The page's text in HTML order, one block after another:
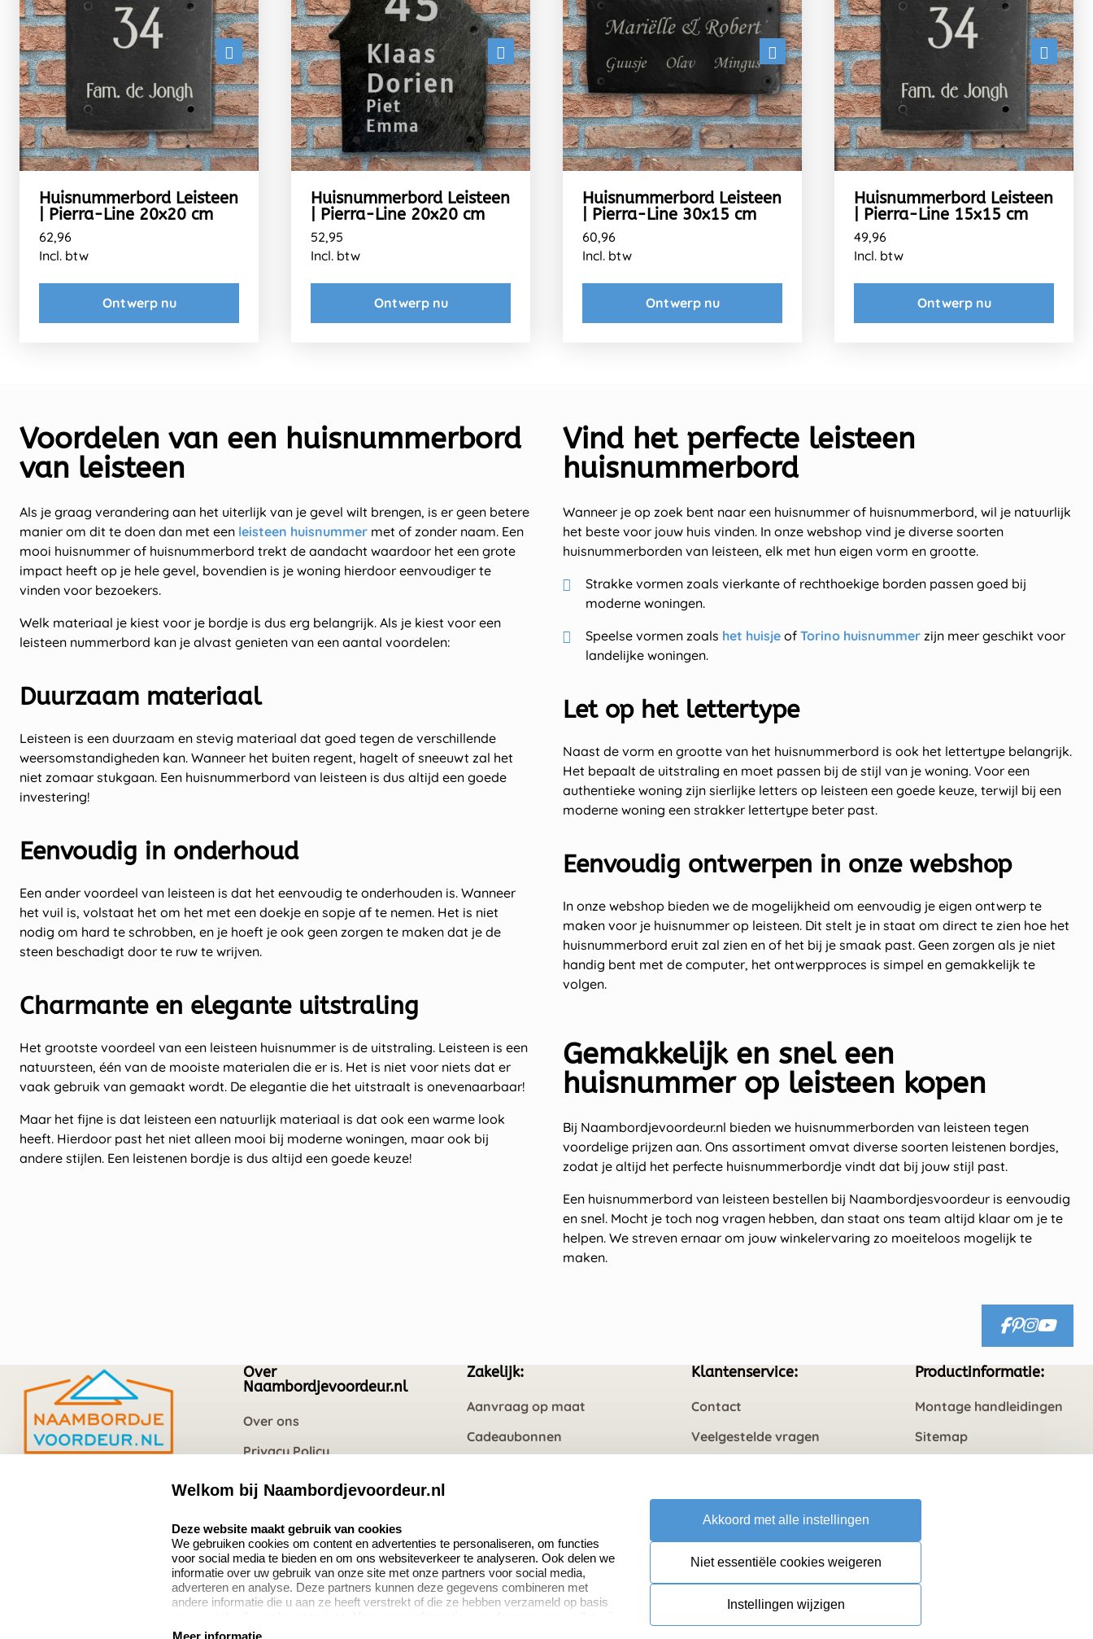
Huisnummerbord Leisteen
| Pierra-Line 20x20 cm
62,96
Incl. btw
Ontwerp nu
Huisnummerbord Leisteen
| Pierra-Line 20x20 cm
52,95
Incl. btw
Ontwerp nu
Huisnummerbord Leisteen
| Pierra-Line 30x15 cm
60,96
Incl. btw
Ontwerp nu
Huisnummerbord Leisteen
| Pierra-Line 15x15 cm
49,96
Incl. btw
Ontwerp nu
Voordelen van een huisnummerbord
van leisteen
Als je graag verandering aan het uiterlijk van je gevel wilt brengen, is er geen betere
manier om dit te doen dan met een leisteen huisnummer met of zonder naam. Een
mooi huisnummer of huisnummerbord trekt de aandacht waardoor het een grote
impact heeft op je hele gevel, bovendien is je woning hierdoor eenvoudiger te
vinden voor bezoekers.
Welk materiaal je kiest voor je bordje is dus erg belangrijk. Als je kiest voor een
leisteen nummerbord kan je alvast genieten van een aantal voordelen:
Duurzaam materiaal
Leisteen is een duurzaam en stevig materiaal dat goed tegen de verschillende
weersomstandigheden kan. Wanneer het buiten regent, hagelt of sneeuwt zal het
niet zomaar stukgaan. Een huisnummerbord van leisteen is dus altijd een goede
investering!
Eenvoudig in onderhoud
Een ander voordeel van leisteen is dat het eenvoudig te onderhouden is. Wanneer
het vuil is, volstaat het om het met een doekje en sopje af te nemen. Het is niet
nodig om hard te schrobben, en je hoeft je ook geen zorgen te maken dat je de
steen beschadigt door te ruw te wrijven.
Charmante en elegante uitstraling
Het grootste voordeel van een leisteen huisnummer is de uitstraling. Leisteen is een
natuursteen, één van de mooiste materialen die er is. Het is niet voor niets dat er
vaak gebruik van gemaakt wordt. De elegantie die het uitstraalt is onevenaarbaar!
Maar het fijne is dat leisteen een natuurlijk materiaal is dat ook een warme look
heeft. Hierdoor past het niet alleen mooi bij moderne woningen, maar ook bij
andere stijlen. Een leistenen bordje is dus altijd een goede keuze!
Vind het perfecte leisteen
huisnummerbord
Wanneer je op zoek bent naar een huisnummer of huisnummerbord, wil je natuurlijk
het beste voor jouw huis vinden. In onze webshop vind je diverse soorten
huisnummerborden van leisteen, elk met hun eigen vorm en grootte.
Strakke vormen zoals vierkante of rechthoekige borden passen goed bij
moderne woningen.
Speelse vormen zoals het huisje of Torino huisnummer zijn meer geschikt voor
landelijke woningen.
Let op het lettertype
Naast de vorm en grootte van het huisnummerbord is ook het lettertype belangrijk.
Het bepaalt de uitstraling en moet passen bij de stijl van je woning. Voor een
authentieke woning zijn sierlijke letters op leisteen een goede keuze, terwijl bij een
moderne woning een strakker lettertype beter past.
Eenvoudig ontwerpen in onze webshop
In onze webshop bieden we de mogelijkheid om eenvoudig je eigen ontwerp te
maken voor je huisnummer op leisteen. Dit stelt je in staat om direct te zien hoe het
huisnummerbord eruit zal zien en of het bij je smaak past. Geen zorgen als je niet
handig bent met de computer, het ontwerpproces is simpel en gemakkelijk te
volgen.
Gemakkelijk en snel een
huisnummer op leisteen kopen
Bij Naambordjevoordeur.nl bieden we huisnummerborden van leisteen tegen
voordelige prijzen aan. Ons assortiment omvat diverse soorten leistenen bordjes,
zodat je altijd het perfecte huisnummerbordje vindt dat bij jouw stijl past.
Een huisnummerbord van leisteen bestellen bij Naambordjesvoordeur is eenvoudig
en snel. Mocht je toch nog vragen hebben, dan staat ons team altijd klaar om je te
helpen. We streven ernaar om jouw winkelervaring zo moeiteloos mogelijk te
maken.
Naambordjevoordeur.nl
Over
Naambordjevoordeur.nl
Over ons
Privacy Policy
Vacatures
Zakelijk:
Aanvraag op maat
Cadeaubonnen
Klantenservice:
Contact
Veelgestelde vragen
Productinformatie:
Montage handleidingen
Sitemap
Welkom bij Naambordjevoordeur.nl
Deze website maakt gebruik van cookies
We gebruiken cookies om content en advertenties te personaliseren, om functies
voor social media te bieden en om ons websiteverkeer te analyseren. Ook delen we
informatie over uw gebruik van onze site met onze partners voor social media,
adverteren en analyse. Deze partners kunnen deze gegevens combineren met
andere informatie die u aan ze heeft verstrekt of die ze hebben verzameld op basis
verzamelen verwijzen wij u graag door naar ons privacy statement.
Meer informatie
Akkoord met alle instellingen
Niet essentiële cookies weigeren
Instellingen wijzigen